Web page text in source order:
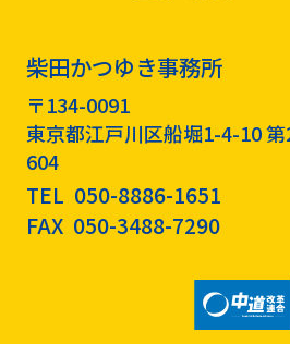
柴田かつゆき事務所
〒134-0091
東京都江戸川区船堀1-4-10
604
TEL 050-8886-1651
FAX 050-3488-7290